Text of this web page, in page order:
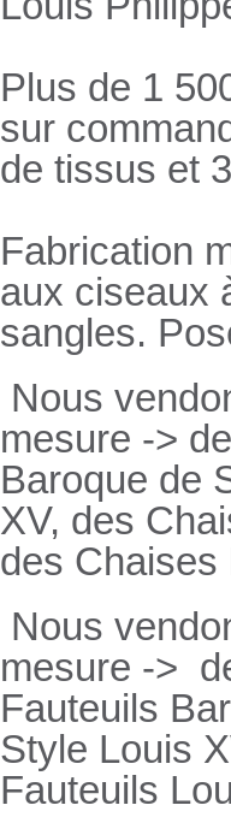
Plus de 1
sur
de tissus et
Fabrication
aux ciseaux
sangles.
Nous
mesure ->
Baroque de
XV, des
des Chaises
Nous
mesure ->
Fauteuils
Style Louis
Fauteuils